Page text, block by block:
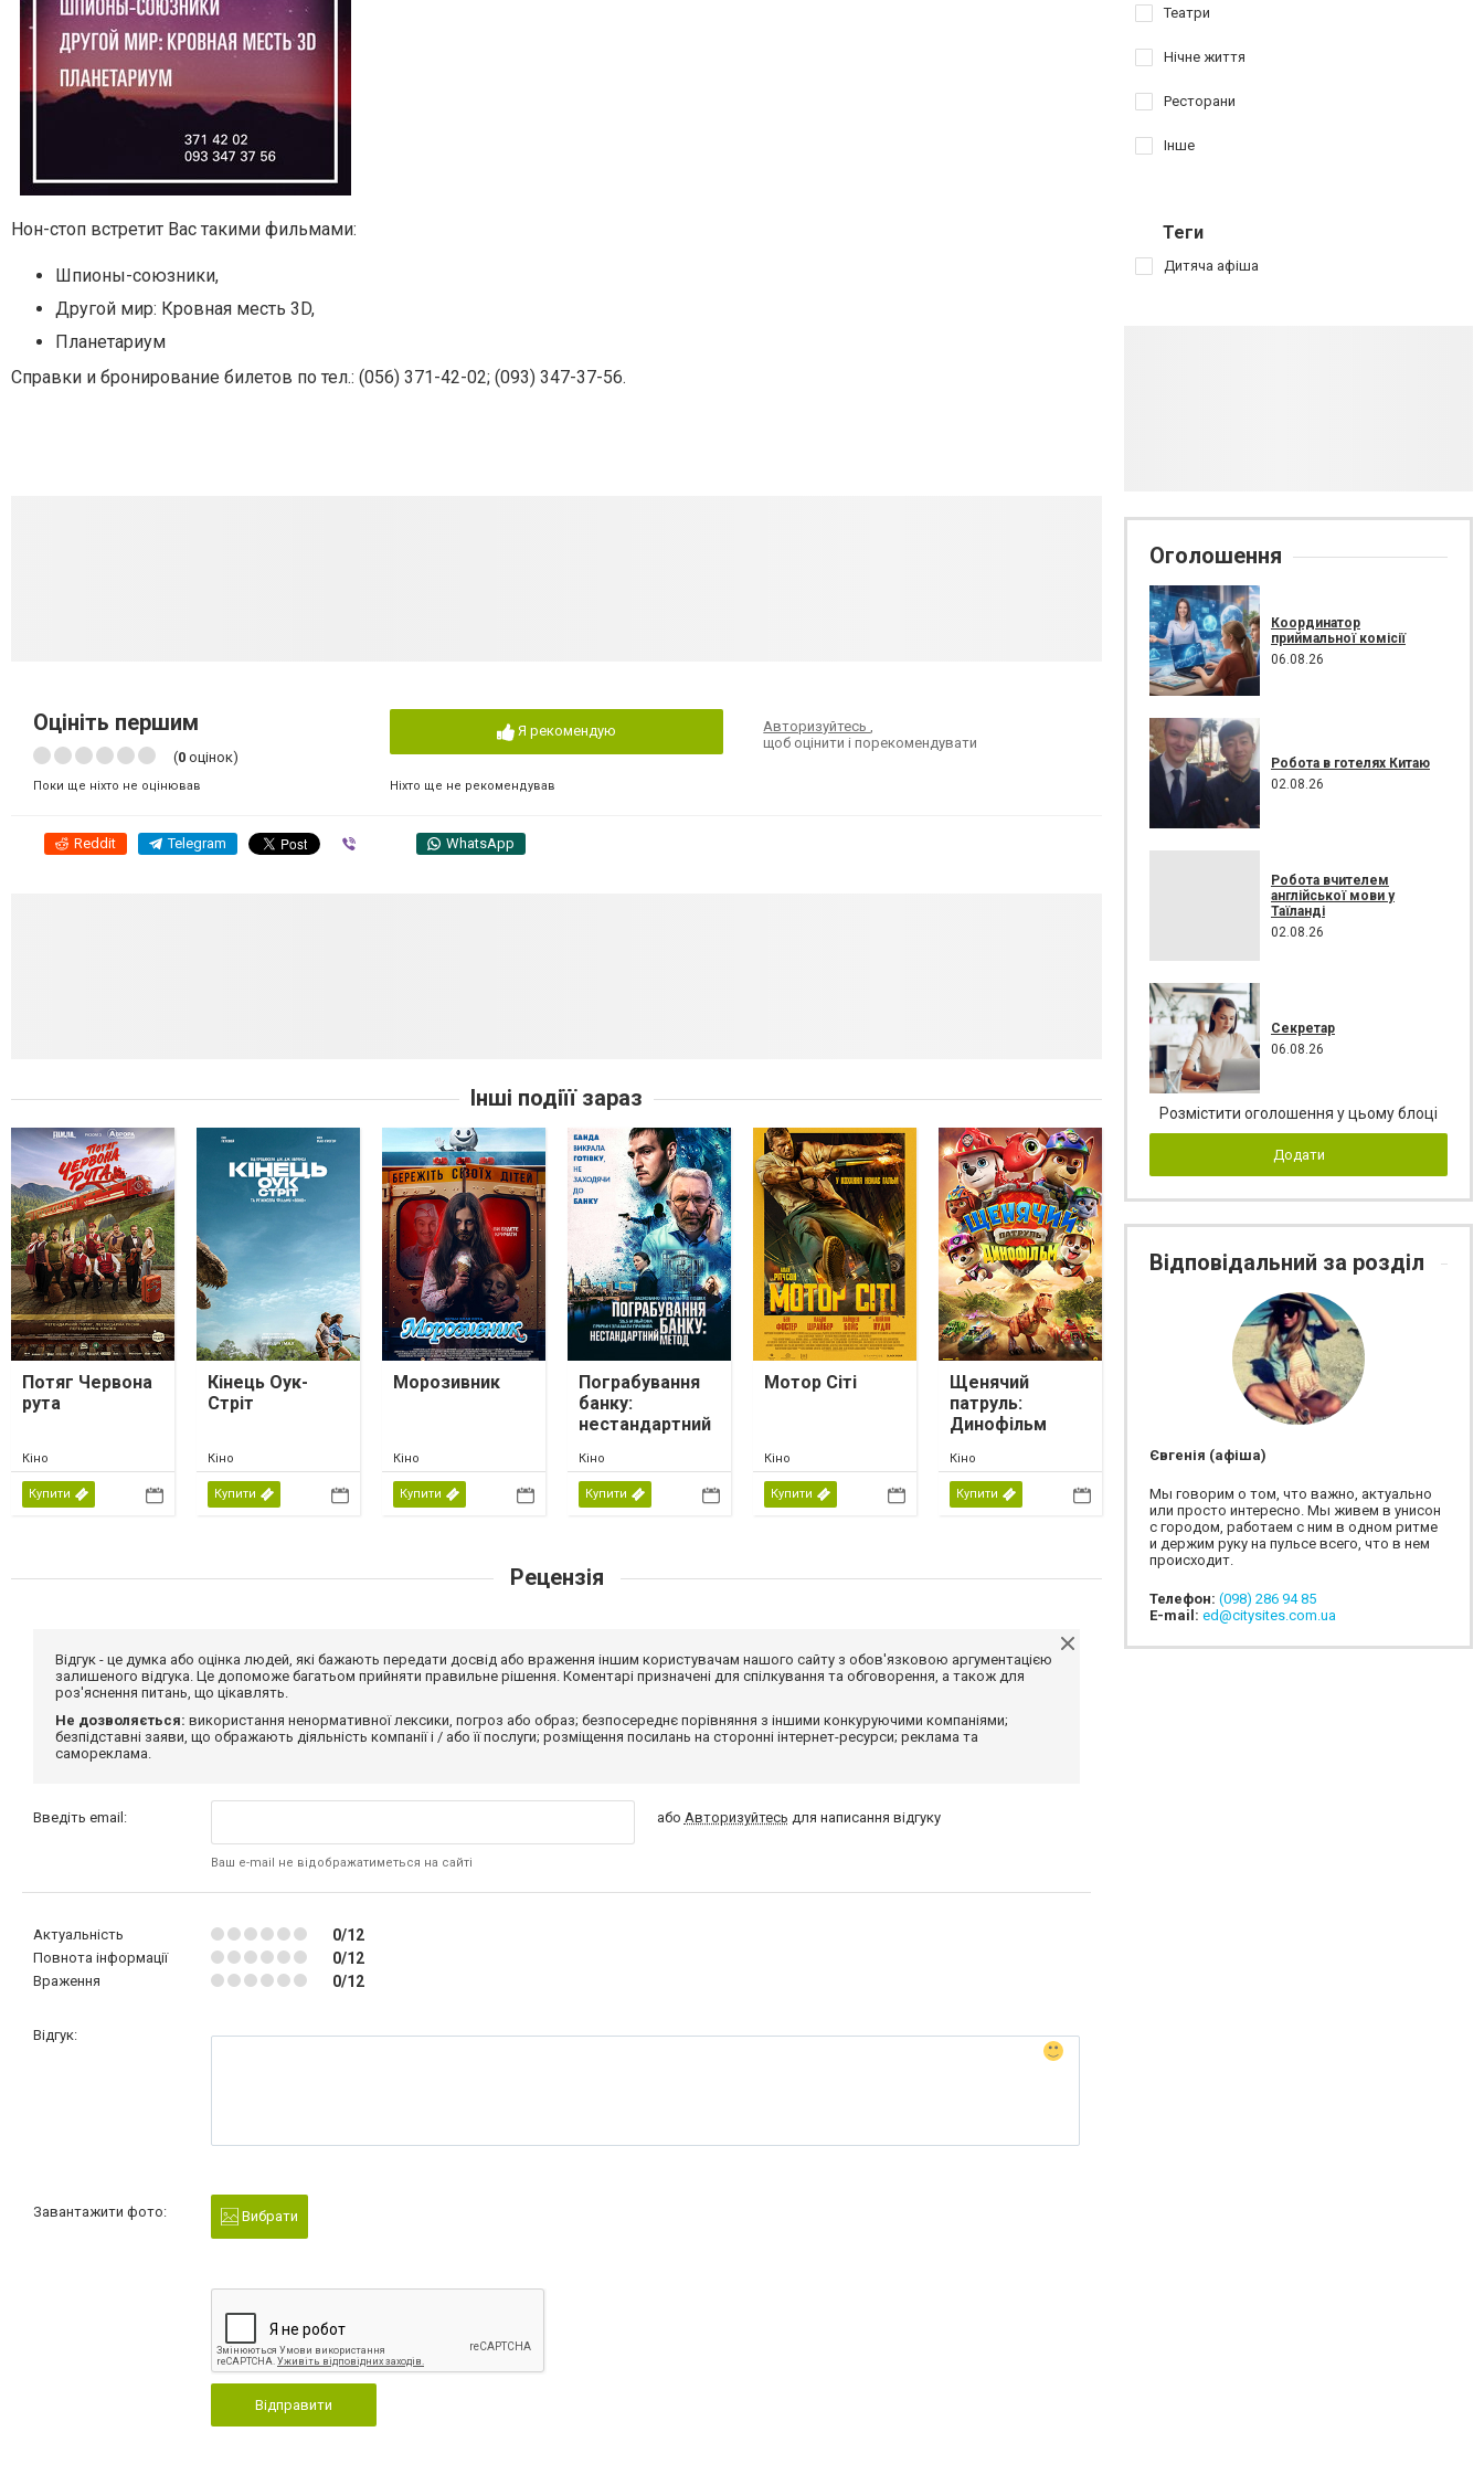
Нон-стоп встретит Вас такими фильмами:
Шпионы-союзники,
Другой мир: Кровная месть 3D,
Планетариум
Справки и бронирование билетов по тел.: (056) 371-42-02; (093) 347-37-56.
Оцініть першим
(0 оцінок)
Поки ще ніхто не оцінював
Я рекомендую
Ніхто ще не рекомендував
Авторизуйтесь,
щоб оцінити і порекомендувати
Reddit Telegram WhatsApp
Інші подіїї зараз
Потяг Червона
рута
Кіно
Купити
Кінець Оук-
Стріт
Кіно
Купити
Морозивник
Кіно
Купити
Пограбування
банку:
нестандартний
Кіно
Купити
Мотор Сіті
Кіно
Купити
Щенячий
патруль:
Динофільм
Кіно
Купити
Рецензія
Відгук - це думка або оцінка людей, які бажають передати досвід або враження іншим користувачам нашого сайту з обов'язковою аргументацією
залишеного відгука. Це допоможе багатьом прийняти правильне рішення. Коментарі призначені для спілкування та обговорення, а також для
роз'яснення питань, що цікавлять.
Не дозволяється: використання ненормативної лексики, погроз або образ; безпосереднє порівняння з іншими конкуруючими компаніями;
безпідставні заяви, що ображають діяльність компанії і / або її послуги; розміщення посилань на сторонні інтернет-ресурси; реклама та
самореклама.
Введіть email:
Ваш e-mail не відображатиметься на сайті
або Авторизуйтесь для написання відгуку
Актуальність 0/12
Повнота інформації 0/12
Враження 0/12
Відгук:
Завантажити фото: Вибрати
Відправити
Театри
Нічне життя
Ресторани
Інше
Теги
Дитяча афіша
Оголошення
Координатор
приймальної комісії
06.08.26
Робота в готелях Китаю
02.08.26
Робота вчителем
англійської мови у
Таїланді
02.08.26
Секретар
06.08.26
Розмістити оголошення у цьому блоці
Додати
Відповідальний за розділ
Євгенія (афіша)
Мы говорим о том, что важно, актуально
или просто интересно. Мы живем в унисон
с городом, работаем с ним в одном ритме
и держим руку на пульсе всего, что в нем
происходит.
Телефон: (098) 286 94 85
E-mail: ed@citysites.com.ua